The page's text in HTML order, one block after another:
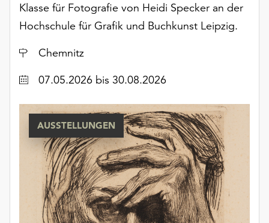
Klasse für Fotografie von Heidi Specker an der
Hochschule für Grafik und Buchkunst Leipzig.
Ort
Chemnitz
Datum07.05.2026 bis 30.08.2026
AUSSTELLUNGEN